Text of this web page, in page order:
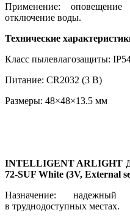
Применение: оповещение
отключение воды.
Технические
Класс пылевлагозащиты:
Питание: CR2032 (3 В)
Размеры: 48×48×13.5 мм
INTELLIGENT ARLIGHT
72-SUF White (3V, External
Назначение:
в труднодоступных местах.